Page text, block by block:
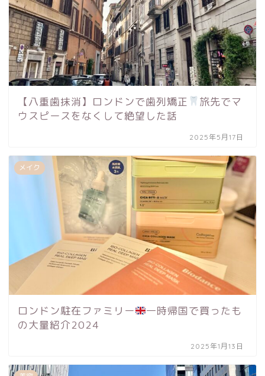
【八重歯抹消】ロンドンで歯列矯正
旅先でマ
ウスピースをなくして絶望した話
2025年5月17日
メイク
ロンドン駐在ファミリー
一時帰国で買ったも
の大量紹介2024
2025年1月13日